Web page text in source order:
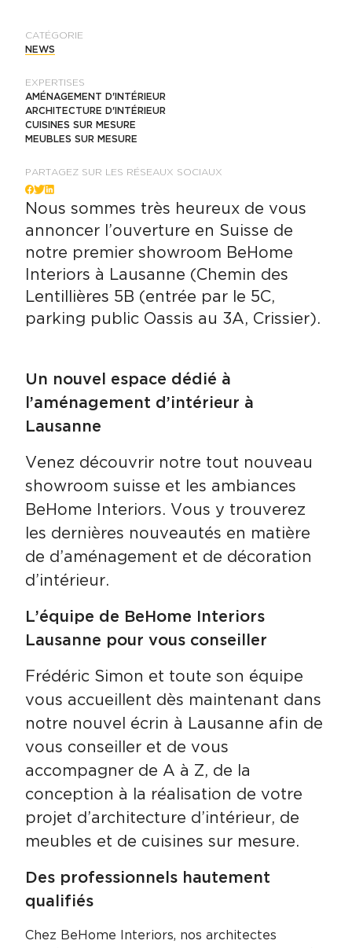
CATÉGORIE
NEWS
EXPERTISES
AMÉNAGEMENT D'INTÉRIEUR
ARCHITECTURE D'INTÉRIEUR
CUISINES SUR MESURE
MEUBLES SUR MESURE
PARTAGEZ SUR LES RÉSEAUX SOCIAUX
Facebook
Twitter
LinkedIn
Nous sommes très heureux de vous
annoncer l’ouverture en Suisse de
notre premier showroom BeHome
Interiors à Lausanne (Chemin des
Lentillières 5B (entrée par le 5C,
parking public Oassis au 3A, Crissier).
Un nouvel espace dédié à
l’aménagement d’intérieur à
Lausanne
Venez découvrir notre tout nouveau
showroom suisse et les ambiances
BeHome Interiors. Vous y trouverez
les dernières nouveautés en matière
de d’aménagement et de décoration
d’intérieur.
L’équipe de BeHome Interiors
Lausanne pour vous conseiller
Frédéric Simon et toute son équipe
vous accueillent dès maintenant dans
notre nouvel écrin à Lausanne afin de
vous conseiller et de vous
accompagner de A à Z, de la
conception à la réalisation de votre
projet d’architecture d’intérieur, de
meubles et de cuisines sur mesure.
Des professionnels hautement
qualifiés
Chez BeHome Interiors, nos architectes